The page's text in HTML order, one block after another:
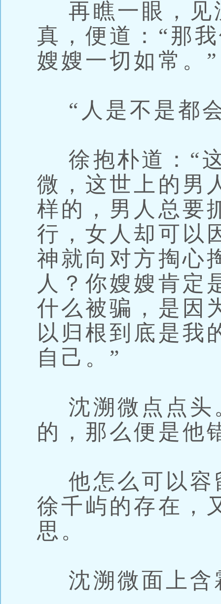
再瞧一眼，见
真，便道：“那
嫂嫂一切如常。”
“人是不是都
徐抱朴道：“
微，这世上的男
样的，男人总要
行，女人却可以
神就向对方掏心
人？你嫂嫂肯定
什么被骗，是因
以归根到底是我
自己。”
沈溯微点点头
的，那么便是他
他怎么可以容
徐千屿的存在，
思。
沈溯微面上含